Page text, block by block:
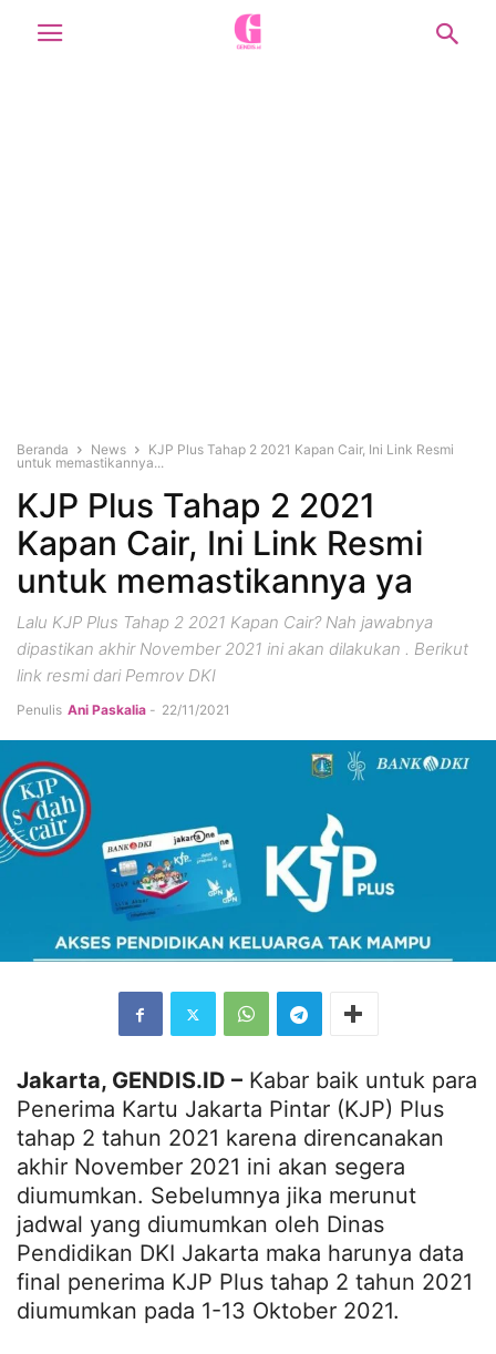
Beranda News
KJP Plus Tahap 2 2021 Kapan Cair, Ini Link Resmi
untuk memastikannya...
KJP Plus Tahap 2 2021
Kapan Cair, Ini Link Resmi
untuk memastikannya ya
Lalu KJP Plus Tahap 2 2021 Kapan Cair? Nah jawabnya
dipastikan akhir November 2021 ini akan dilakukan . Berikut
link resmi dari Pemrov DKI
Penulis Ani Paskalia - 22/11/2021
Jakarta, GENDIS.ID – Kabar baik untuk para
Penerima Kartu Jakarta Pintar (KJP) Plus
tahap 2 tahun 2021 karena direncanakan
akhir November 2021 ini akan segera
diumumkan. Sebelumnya jika merunut
jadwal yang diumumkan oleh Dinas
Pendidikan DKI Jakarta maka harunya data
final penerima KJP Plus tahap 2 tahun 2021
diumumkan pada 1-13 Oktober 2021.